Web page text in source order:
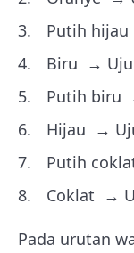
Putih
Biru →
Putih biru
Hijau →
Putih
Coklat →
Pada urutan